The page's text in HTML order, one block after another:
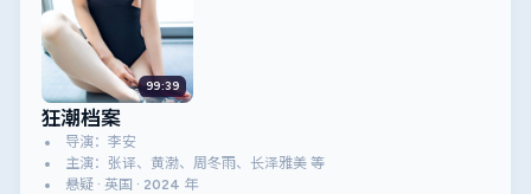
99:39
狂潮档案
导演：李安
主演：张译、黄渤、周冬雨、长泽雅美 等
悬疑 · 英国 · 2024 年